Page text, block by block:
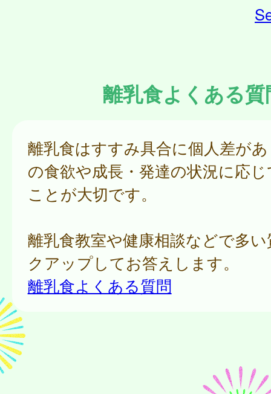
離乳食よくある質
離乳食はすすみ具合に個人差が
の食欲や成長・発達の状況に応
ことが大切です。
離乳食教室や健康相談などで多
クアップしてお答えします。
離乳食よくある質問